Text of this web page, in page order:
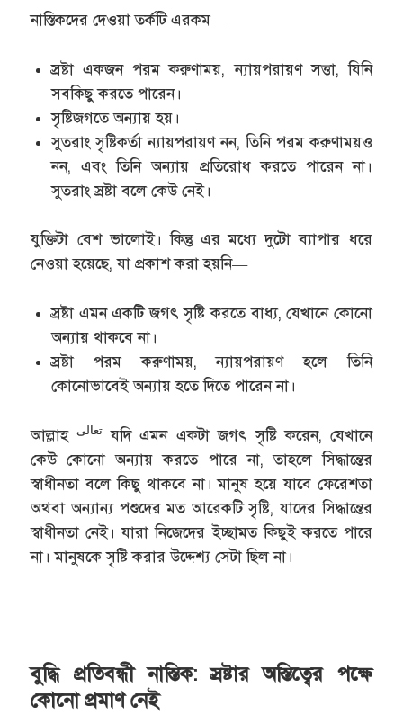
নাস্তিকদের দেওয়া তর্কটি এরকম—
স্রষ্টা একজন পরম করুণাময়, ন্যায়পরায়ণ সত্তা, যিনি
সবকিছু করতে পারেন।
সৃষ্টিজগতে অন্যায় হয়।
সুতরাং সৃষ্টিকর্তা ন্যায়পরায়ণ নন, তিনি পরম করুণাময়ও
নন, এবং তিনি অন্যায় প্রতিরোধ করতে পারেন না।
সুতরাং স্রষ্টা বলে কেউ নেই।
যুক্তিটা বেশ ভালোই। কিন্তু এর মধ্যে দুটো ব্যাপার ধরে
নেওয়া হয়েছে, যা প্রকাশ করা হয়নি—
স্রষ্টা এমন একটি জগৎ সৃষ্টি করতে বাধ্য, যেখানে কোনো
অন্যায় থাকবে না।
স্রষ্টা পরম করুণাময়, ন্যায়পরায়ণ হলে তিনি
কোনোভাবেই অন্যায় হতে দিতে পারেন না।
আল্লাহتعالى যদি এমন একটা জগৎ সৃষ্টি করেন, যেখানে
কেউ কোনো অন্যায় করতে পারে না, তাহলে সিদ্ধান্তের
স্বাধীনতা বলে কিছু থাকবে না। মানুষ হয়ে যাবে ফেরেশতা
অথবা অন্যান্য পশুদের মত আরেকটি সৃষ্টি, যাদের সিদ্ধান্তের
স্বাধীনতা নেই। যারা নিজেদের ইচ্ছামত কিছুই করতে পারে
না। মানুষকে সৃষ্টি করার উদ্দেশ্য সেটা ছিল না।
বুদ্ধি প্রতিবন্ধী নাস্তিক: স্রষ্টার অস্তিত্বের পক্ষে
কোনো প্রমাণ নেই